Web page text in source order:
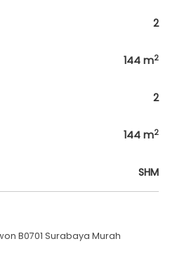
2
144 m2
2
144 m2
SHM
B0701 Surabaya Murah